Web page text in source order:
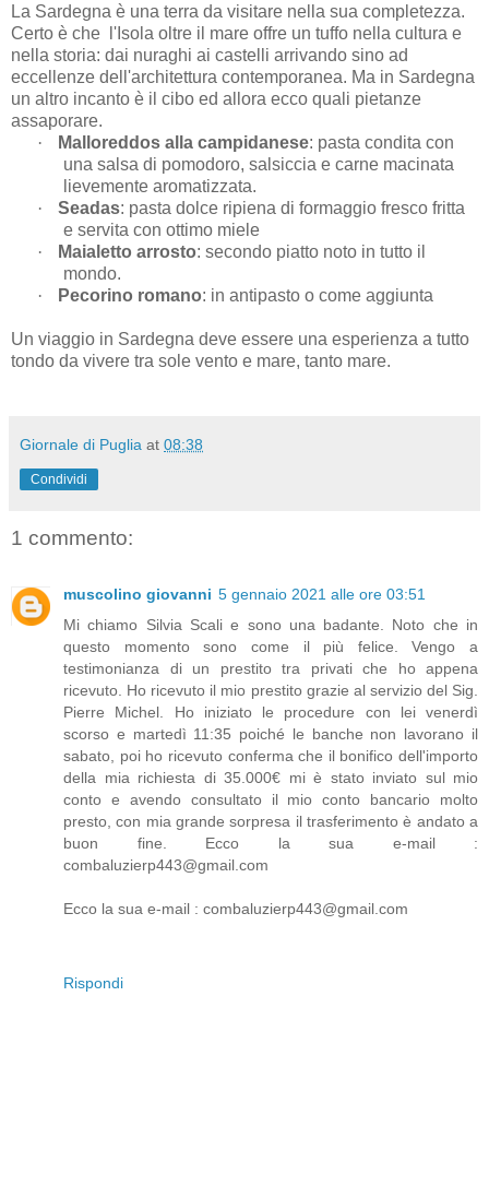
La Sardegna è una terra da visitare nella sua completezza.
Certo è che
l'Isola oltre il mare offre un tuffo nella cultura e
nella storia: dai nuraghi ai castelli arrivando sino ad
eccellenze dell'architettura contemporanea. Ma in Sardegna
un altro incanto è il cibo ed allora ecco quali pietanze
assaporare.
·
Malloreddos alla campidanese: pasta condita con
una salsa di pomodoro, salsiccia e carne macinata
lievemente aromatizzata.
·
Seadas: pasta dolce ripiena di formaggio fresco fritta
e servita con ottimo miele
·
Maialetto arrosto: secondo piatto noto in tutto il
mondo.
·
Pecorino romano: in antipasto o come aggiunta
Un viaggio in Sardegna deve essere una esperienza a tutto
tondo da vivere tra sole vento e mare, tanto mare.
Giornale di Puglia at 08:38
Condividi
1 commento:
muscolino giovanni 5 gennaio 2021 alle ore 03:51
Mi chiamo Silvia Scali e sono una badante. Noto che in
questo momento sono come il più felice. Vengo a
testimonianza di un prestito tra privati che ho appena
ricevuto. Ho ricevuto il mio prestito grazie al servizio del Sig.
Pierre Michel. Ho iniziato le procedure con lei venerdì
scorso e martedì 11:35 poiché le banche non lavorano il
sabato, poi ho ricevuto conferma che il bonifico dell'importo
della mia richiesta di 35.000€ mi è stato inviato sul mio
conto e avendo consultato il mio conto bancario molto
presto, con mia grande sorpresa il trasferimento è andato a
buon fine. Ecco la sua e-mail :
combaluzierp443@gmail.com
Ecco la sua e-mail : combaluzierp443@gmail.com
Rispondi